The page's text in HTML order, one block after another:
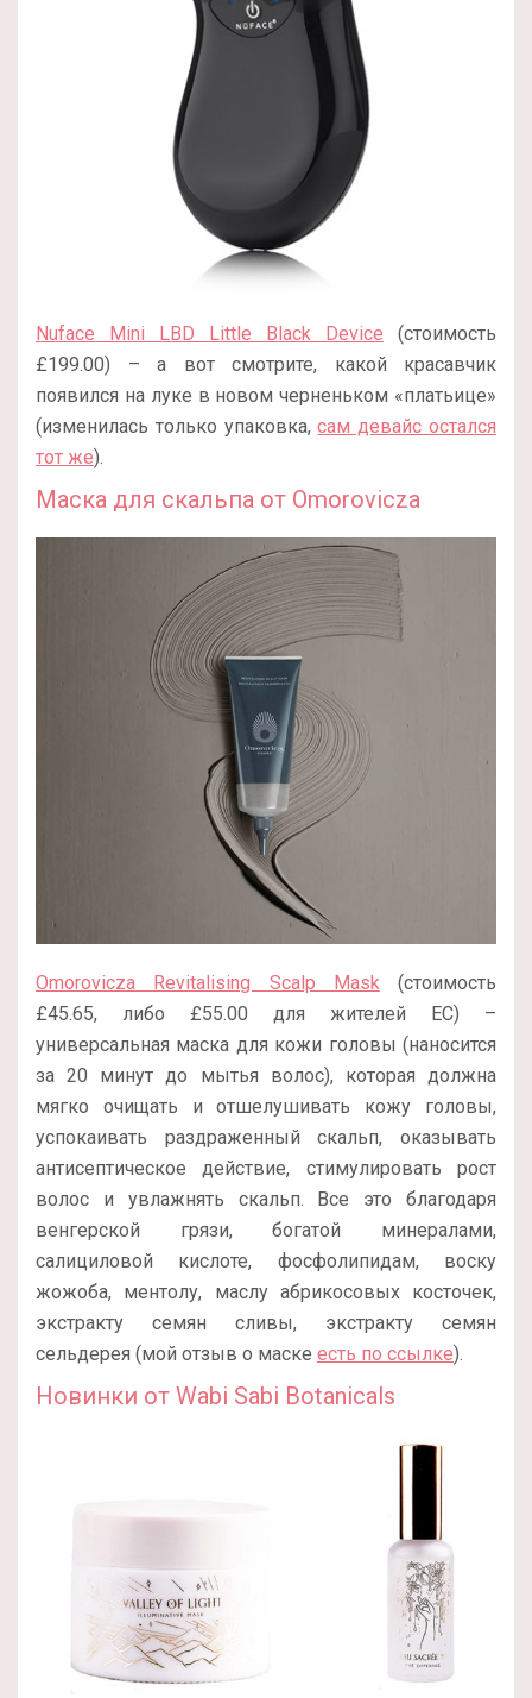
Nuface Mini LBD Little Black Device (стоимость
£199.00) – а вот смотрите, какой красавчик
появился на луке в новом черненьком «платьице»
(изменилась только упаковка,сам девайс остался
тот же).
Маска для скальпа от Omorovicza
Omorovicza Revitalising Scalp Mask (стоимость
£45.65, либо £55.00 для жителей ЕС) –
универсальная маска для кожи головы (наносится
за 20 минут до мытья волос), которая должна
мягко очищать и отшелушивать кожу головы,
успокаивать раздраженный скальп, оказывать
антисептическое действие, стимулировать рост
волос и увлажнять скальп. Все это благодаря
венгерской грязи, богатой минералами,
салициловой кислоте, фосфолипидам, воску
жожоба, ментолу, маслу абрикосовых косточек,
экстракту семян сливы, экстракту семян
сельдерея (мой отзыв о маске есть по ссылке).
Новинки от Wabi Sabi Botanicals